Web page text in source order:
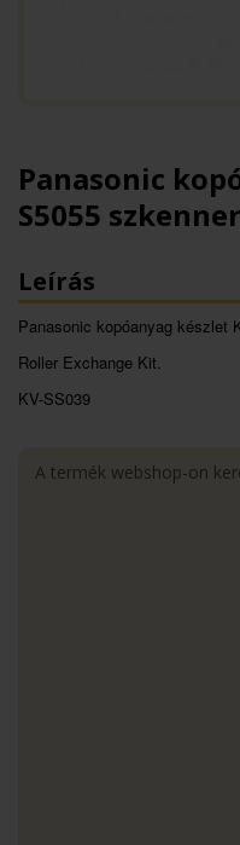
Panasonic
S5055
Leírás
Panasonic kopóanyag készlet
Roller Exchange Kit.
KV-SS039
A termék webshop-on